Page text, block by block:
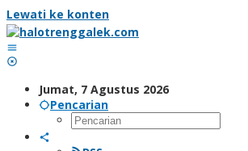
Lewati ke konten
Jumat, 7 Agustus 2026
Pencarian